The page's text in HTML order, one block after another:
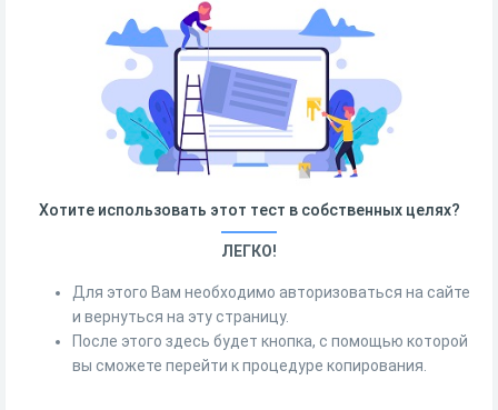
Хотите использовать этот тест в собственных целях?
ЛЕГКО!
Для этого Вам необходимо авторизоваться на сайте
и вернуться на эту страницу.
После этого здесь будет кнопка, с помощью которой
вы сможете перейти к процедуре копирования.